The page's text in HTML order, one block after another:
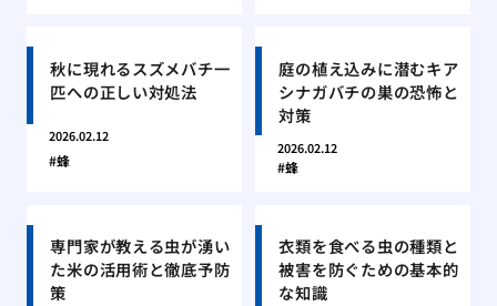
秋に現れるスズメバチ一
匹への正しい対処法
2026.02.12
蜂
庭の植え込みに潜むキア
シナガバチの巣の恐怖と
対策
2026.02.12
蜂
専門家が教える虫が湧い
た米の活用術と徹底予防
策
衣類を食べる虫の種類と
被害を防ぐための基本的
な知識